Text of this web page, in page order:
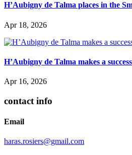
H’Aubigny de Talma places in the
Apr 18, 2026
H’Aubigny de Talma makes a
Apr 16, 2026
contact info
Email
haras.rosiers@gmail.com